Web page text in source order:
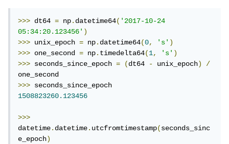
>>> dt64 = np.datetime64('2017-10-24
05:34:20.123456')
>>> unix_epoch = np.datetime64(0, 's')
>>> one_second = np.timedelta64(1, 's')
>>> seconds_since_epoch = (dt64 - unix_epoch)
/
>>>
1508823260.123456
>>>
datetime.datetime.utcfromtimestamp(seconds_sinc
e_epoch)